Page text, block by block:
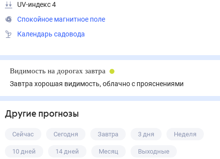
UV-индекс 4
Спокойное магнитное поле
Календарь садовода
Видимость на дорогах завтра
Завтра хорошая видимость, облачно с прояснениями
Другие прогнозы
Сейчас Сегодня Завтра 3 дня Неделя
10 дней 14 дней Месяц Выходные